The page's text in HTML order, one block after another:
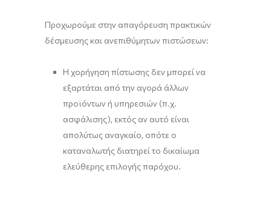
Προχωρούμε στην απαγόρευση πρακτικών
δέσμευσης και ανεπιθύμητων πιστώσεων:
Η χορήγηση πίστωσης δεν μπορεί να
εξαρτάται από την αγορά άλλων
προϊόντων ή υπηρεσιών (π.χ.
ασφάλισης), εκτός αν αυτό είναι
απολύτως αναγκαίο, οπότε ο
καταναλωτής διατηρεί το δικαίωμα
ελεύθερης επιλογής παρόχου.